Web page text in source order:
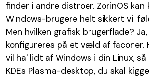
finder i andre distroer. ZorinOS kan
Windows-brugere helt sikkert vil
Men hvilken grafisk brugerflade?
konfigureres på et væld af faconer.
vil ha' lidt af Windows i din Linux,
KDEs Plasma-desktop, du skal